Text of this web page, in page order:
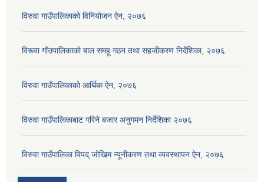
विरुवा गाउँपालिकाको विनियोजन ऐन, २०७६
विरूवा गाँउपालिकाको बाल समहू गठन तथा सहजीकरण निर्देशिका, २०७६
विरुवा गाउँपालिकाको आर्थिक ऐन, २०७६
विरुवा गाउँपालिकाबाट गरिने बजार अनुगमन निर्देशिका २०७६
विरुवा गाउँपालिका विपद् जोखिम न्यूनीकरण तथा व्यवस्थापन ऐन, २०७६